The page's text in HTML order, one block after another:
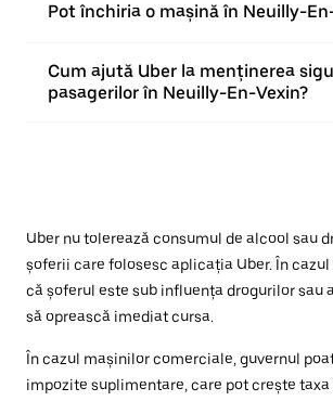
Pot închiria o mașină în Neuilly-
Cum ajută Uber la menținerea
pasagerilor în Neuilly-En-Vexin?
Uber nu tolerează consumul de alcool sau
șoferii care folosesc aplicația Uber. În
că șoferul este sub influența drogurilor sau
să oprească imediat cursa.
În cazul mașinilor comerciale, guvernul
impozite suplimentare, care pot crește taxa